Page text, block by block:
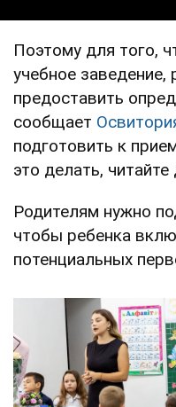
Поэтому для того,
учебное заведение,
предоставить
сообщает
подготовить к
это делать,
Родителям нужно
чтобы ребенка
потенциальных